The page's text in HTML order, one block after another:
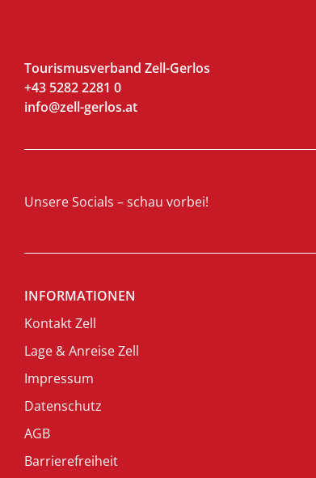
Tourismusverband Zell-Gerlos
+43 5282 2281 0
info@zell-gerlos.at
Unsere Socials – schau vorbei!
INFORMATIONEN
Kontakt Zell
Lage & Anreise Zell
Impressum
Datenschutz
AGB
Barrierefreiheit